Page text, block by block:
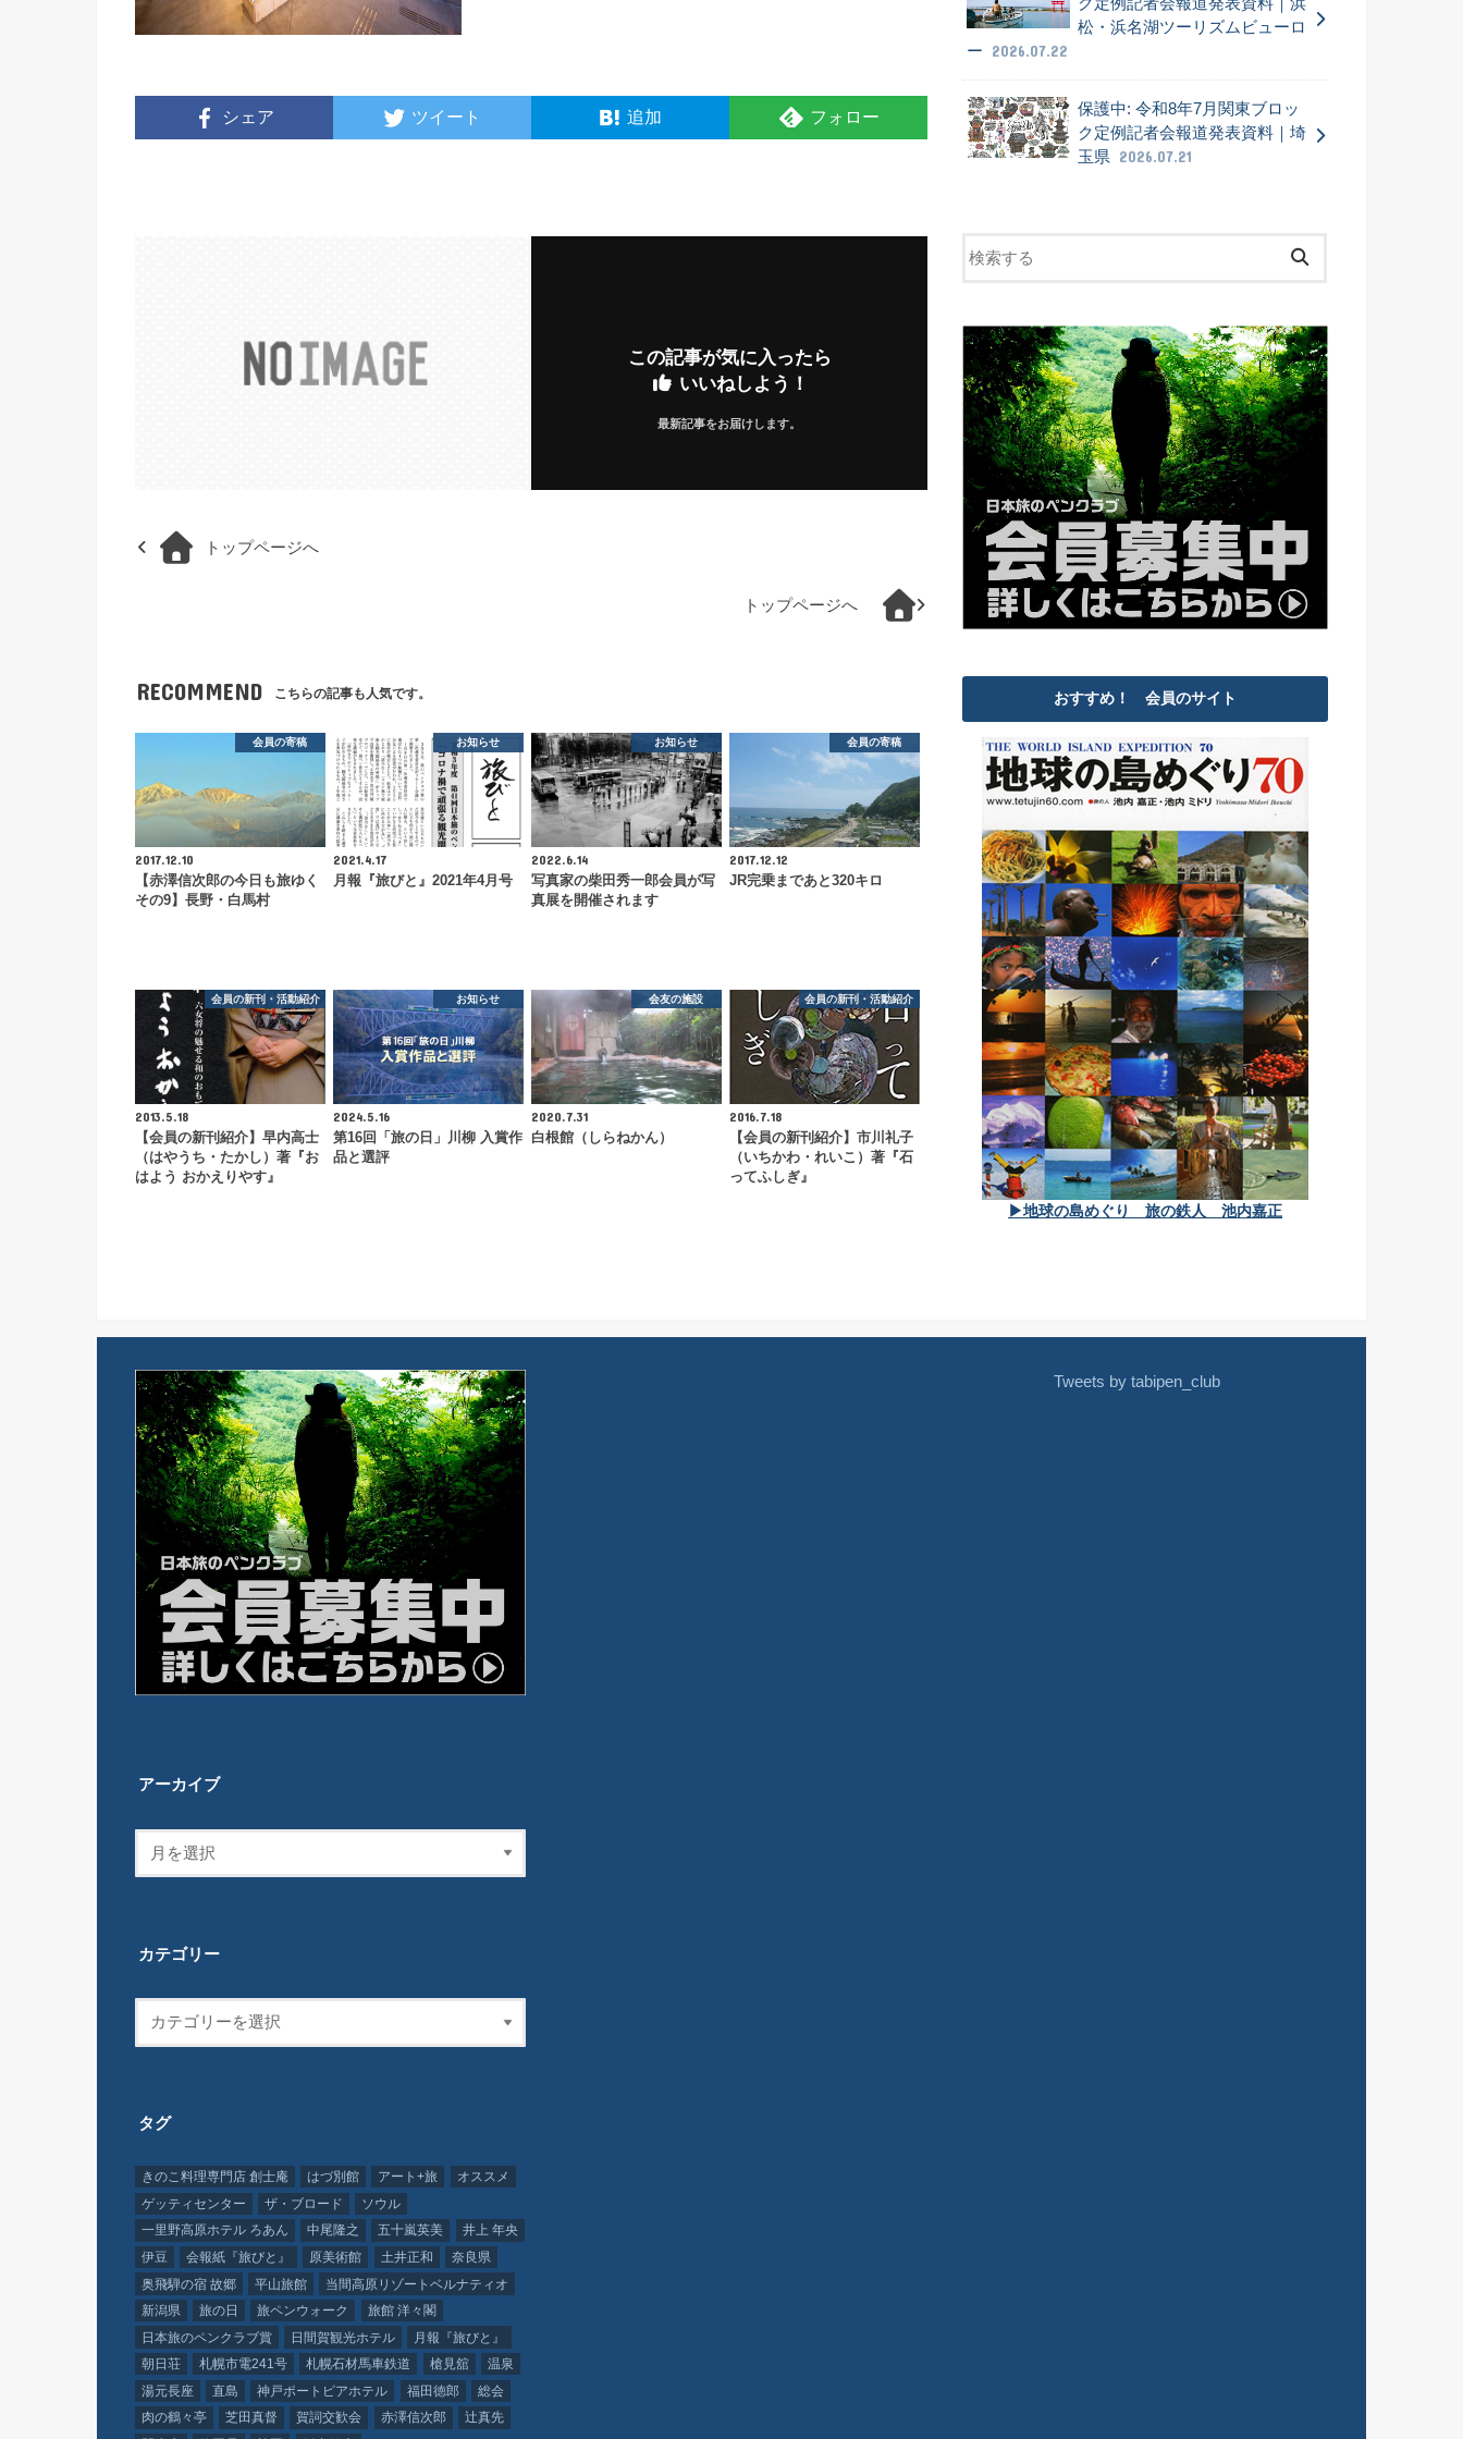
シェア ツイート 追加 フォロー
この記事が気に入ったら
いいねしよう！
最新記事をお届けします。
トップページへ
トップページへ
RECOMMEND こちらの記事も人気です。
会員の寄稿
2017.12.10
【赤澤信次郎の今日も旅ゆく
その9】長野・白馬村
お知らせ
2021.4.17
月報『旅びと』2021年4月号
お知らせ
2022.6.14
写真家の柴田秀一郎会員が写
真展を開催されます
会員の寄稿
2017.12.12
JR完乗まであと320キロ
会員の新刊・活動紹介
2013.5.18
【会員の新刊紹介】早内高士
（はやうち・たかし）著『お
はよう おかえりやす』
お知らせ
2024.5.16
第16回「旅の日」川柳 入賞作
品と選評
会友の施設
2020.7.31
白根館（しらねかん）
会員の新刊・活動紹介
2016.7.18
【会員の新刊紹介】市川礼子
（いちかわ・れいこ）著『石
ってふしぎ』
松・浜名湖ツーリズムビューロ
ー
2026.07.22
保護中: 令和8年7月関東ブロッ
ク定例記者会報道発表資料｜埼
玉県
2026.07.21
おすすめ！ 会員のサイト
▶地球の島めぐり 旅の鉄人 池内嘉正
アーカイブ
カテゴリー
タグ
きのこ料理専門店 創士庵 はづ別館 アート+旅
オススメ
ゲッティセンター
ザ・ブロード
ソウル
一里野高原ホテル ろあん
中尾隆之 五十嵐英美
井上 年央
伊豆
会報紙『旅びと』 原美術館 土井正和
奈良県
奥飛騨の宿 故郷
平山旅館
当間高原リゾートベルナティオ
新潟県
旅の日 旅ペンウォーク
旅館 洋々閣
日本旅のペンクラブ賞
日間賀観光ホテル
月報『旅びと』
朝日荘
札幌市電241号 札幌石材馬車鉄道 槍見舘
温泉
湯元長座
直島 神戸ポートピアホテル 福田徳郎
総会
肉の鶴々亭
芝田真督 賀詞交歓会 赤澤信次郎
辻真先
Tweets by tabipen_club